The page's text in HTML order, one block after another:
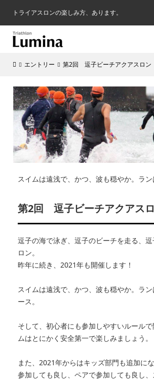
トライアスロンの楽しみ方、あります。
エントリー 第2回 逗子ビーチアクアスロ
スイムは遠浅で、かつ、波も穏やか。ラ
第2回 逗子ビーチアクアス
逗子の海で泳ぎ、逗子のビーチを走る、
ロン。
昨年に続き、2021年も開催します！
スイムは遠浅で、かつ、波も穏やか。ラ
ース。
そして、初心者にも参加しやすいルール
ムはとにかく安全第一で楽しみましょう。
また、2021年からはキッズ部門も追加に
参加しても良し、ペアで参加しても良し